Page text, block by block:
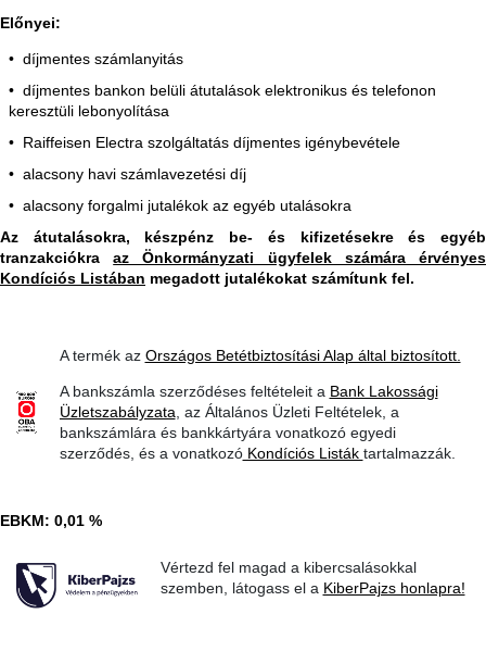
Előnyei:
díjmentes számlanyitás
díjmentes bankon belüli átutalások elektronikus és telefonon
keresztüli lebonyolítása
Raiffeisen Electra szolgáltatás díjmentes igénybevétele
alacsony havi számlavezetési díj
alacsony forgalmi jutalékok az egyéb utalásokra
Az átutalásokra, készpénz be- és kifizetésekre és egyéb
tranzakciókra
az Önkormányzati ügyfelek számára érvényes
Kondíciós Listában megadott jutalékokat számítunk fel.
A termék az Országos Betétbiztosítási Alap által biztosított.
A bankszámla szerződéses feltételeit a Bank Lakossági
Üzletszabályzata , az Általános Üzleti Feltételek, a
bankszámlára és bankkártyára vonatkozó egyedi
szerződés, és a vonatkozóKondíciós Listák tartalmazzák.
EBKM: 0,01 %
Vértezd fel magad a kibercsalásokkal
szemben, látogass el a KiberPajzs honlapra!